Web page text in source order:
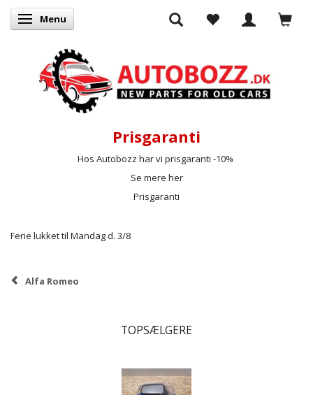
Skifte navigation
Menu
Prisgaranti
Hos Autobozz har vi prisgaranti -10%
Se mere her
Prisgaranti
Ferie lukket til Mandag d. 3/8
Alfa Romeo
TOPSÆLGERE